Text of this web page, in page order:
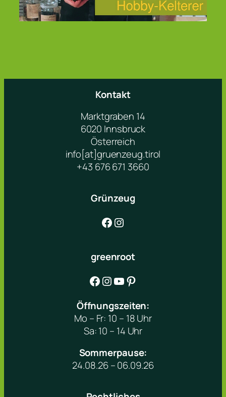
Kontakt
Marktgraben 14
6020 Innsbruck
Österreich
info[at]gruenzeug.tirol
+43 676 671 3660
Grünzeug
Facebook Instagram
greenroot
Facebook Instagram YouTube Pinterest
Öffnungszeiten:
Mo – Fr: 10 – 18 Uhr
Sa: 10 – 14 Uhr
Sommerpause:
24.08.26 – 06.09.26